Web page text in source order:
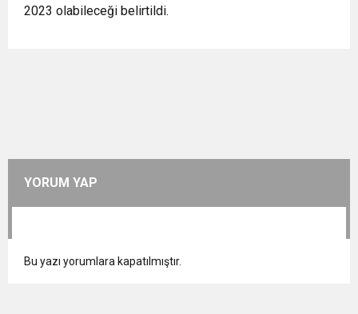
2023 olabileceği belirtildi.
YORUM YAP
Bu yazı yorumlara kapatılmıştır.